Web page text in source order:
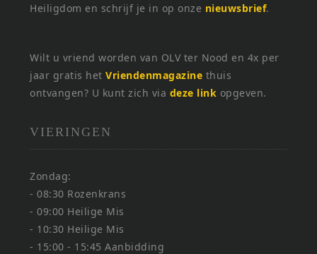
Heiligdom en schrijf je in op onze nieuwsbrief.
Wilt u vriend worden van OLV ter Nood en 4x per
jaar gratis hetVriendenmagazine thuis
ontvangen? U kunt zich via deze link opgeven.
VIERINGEN
Zondag:
- 08:30 Rozenkrans
- 09:00 Heilige Mis
- 10:30 Heilige Mis
- 15:00 - 15:45 Aanbidding